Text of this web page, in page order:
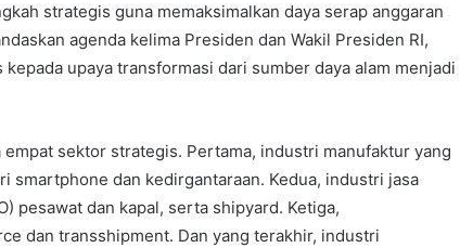
strategis guna memaksimalkan daya serap anggaran
agenda kelima Presiden dan Wakil Presiden RI,
upaya transformasi dari sumber daya alam menjadi
sektor strategis. Pertama, industri manufaktur yang
dan kedirgantaraan. Kedua, industri jasa
pesawat dan kapal, serta shipyard. Ketiga,
dan transshipment. Dan yang terakhir, industri